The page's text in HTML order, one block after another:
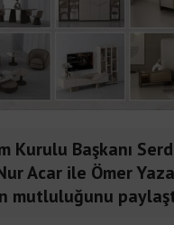
Kurulu Başkanı
Acar ile Ömer
mutluluğunu